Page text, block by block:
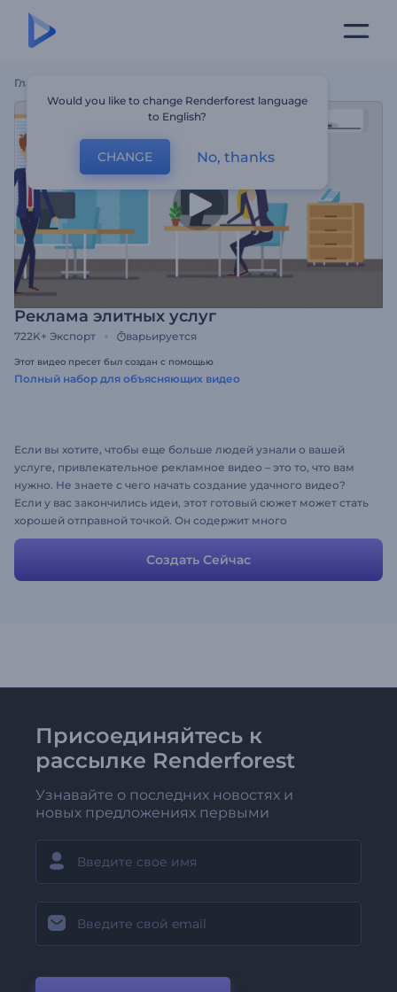
Главная
Реклама элитных услуг
722K+ Экспорт варьируется
Этот видео пресет был создан с помощью
Полный набор для объясняющих видео
Если вы хотите, чтобы еще больше людей узнали о вашей
услуге, привлекательное рекламное видео – это то, что вам
нужно. Не знаете с чего начать создание удачного видео?
Если у вас закончились идеи, этот готовый сюжет может стать
хорошей отправной точкой. Он содержит много
запоминающихся сцен, которые вы можете менять по своему
вкусу, загружая собственные медиа-файлы и добавляя
собственные тексты. Не тратьте время, создайте свой
Создать Сейчас
Присоединяйтесь к
рассылке Renderforest
Узнавайте о последних новостях и
новых предложениях первыми
Would you like to change Renderforest language
to English?
CHANGE No, thanks